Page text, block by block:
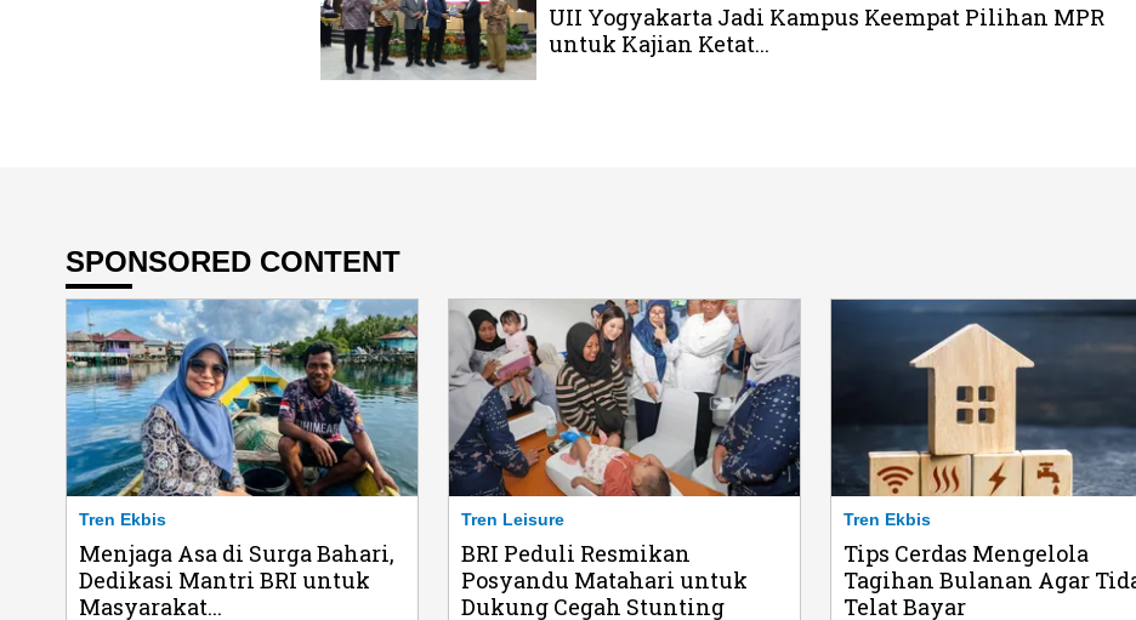
UII Yogyakarta Jadi Kampus Keempat Pilihan MPR
untuk Kajian Ketat...
SPONSORED CONTENT
Tren Ekbis
Menjaga Asa di Surga Bahari,
Dedikasi Mantri BRI untuk
Masyarakat...
Tren Leisure
BRI Peduli Resmikan
Posyandu Matahari untuk
Dukung Cegah Stunting
Tren Ekbis
Tips Cerdas Mengelola
Tagihan Bulanan Agar
Telat Bayar